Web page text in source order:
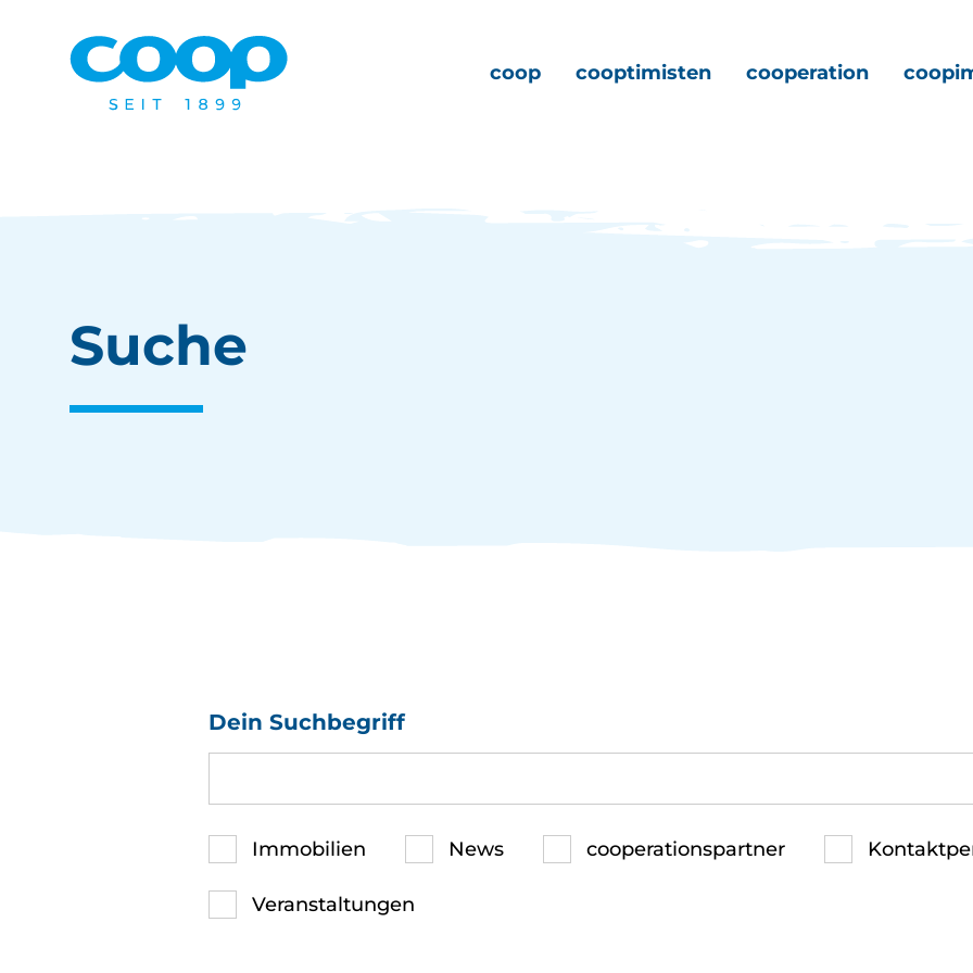
coop cooptimisten cooperation
Suche
Dein Suchbegriff
FilterImmobilien News cooperationspartner
Veranstaltungen